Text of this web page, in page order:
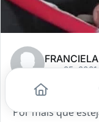
nov. 25, 2021
Seu filho (a)
Por mais que